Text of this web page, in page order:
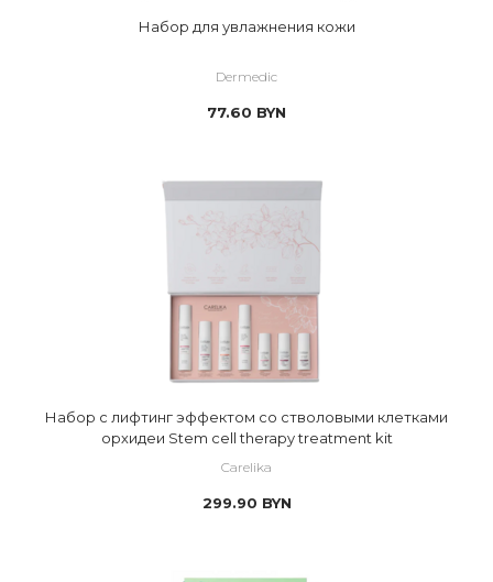
Набор для увлажнения кожи
Dermedic
77.60 BYN
Набор с лифтинг эффектом со стволовыми клетками
орхидеи Stem cell therapy treatment kit
Carelika
299.90 BYN